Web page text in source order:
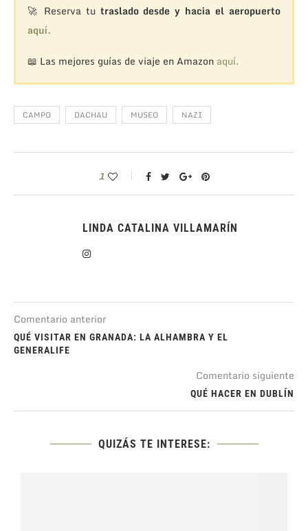
🚀 Reserva tu traslado desde y hacia el aeropuerto
aquí.
📖 Las mejores guías de viaje en Amazon aquí.
CAMPO DACHAU MUSEO NAZI
1
LINDA CATALINA VILLAMARÍN
Comentario anterior
QUÉ VISITAR EN GRANADA: LA ALHAMBRA Y EL
GENERALIFE
Comentario siguiente
QUÉ HACER EN DUBLÍN
QUIZÁS TE INTERESE: